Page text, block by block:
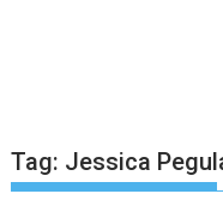
Tag: Jessica